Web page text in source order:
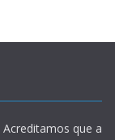
Acreditamos que a